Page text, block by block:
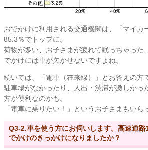
おでかけに利用される交通機関は、「マイカ
85.3％でトップに。
荷物が多い、お子さまが疲れて眠っちゃっ
でかけには車が欠かせないですよね。
続いては、「電車（在来線）」とお答えの方
駐車場がなかったり、人出・渋滞が激しかっ
方が便利なのかも。
「電車に乗りたい！」というお子さまもいら
Q3-2.車を使う方にお伺いします。高速道
でかけのきっかけになりましたか？